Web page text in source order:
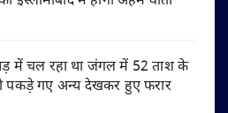
में चल रहा था जंगल में 52 ताश के
पकड़े गए अन्य देखकर हुए फरार